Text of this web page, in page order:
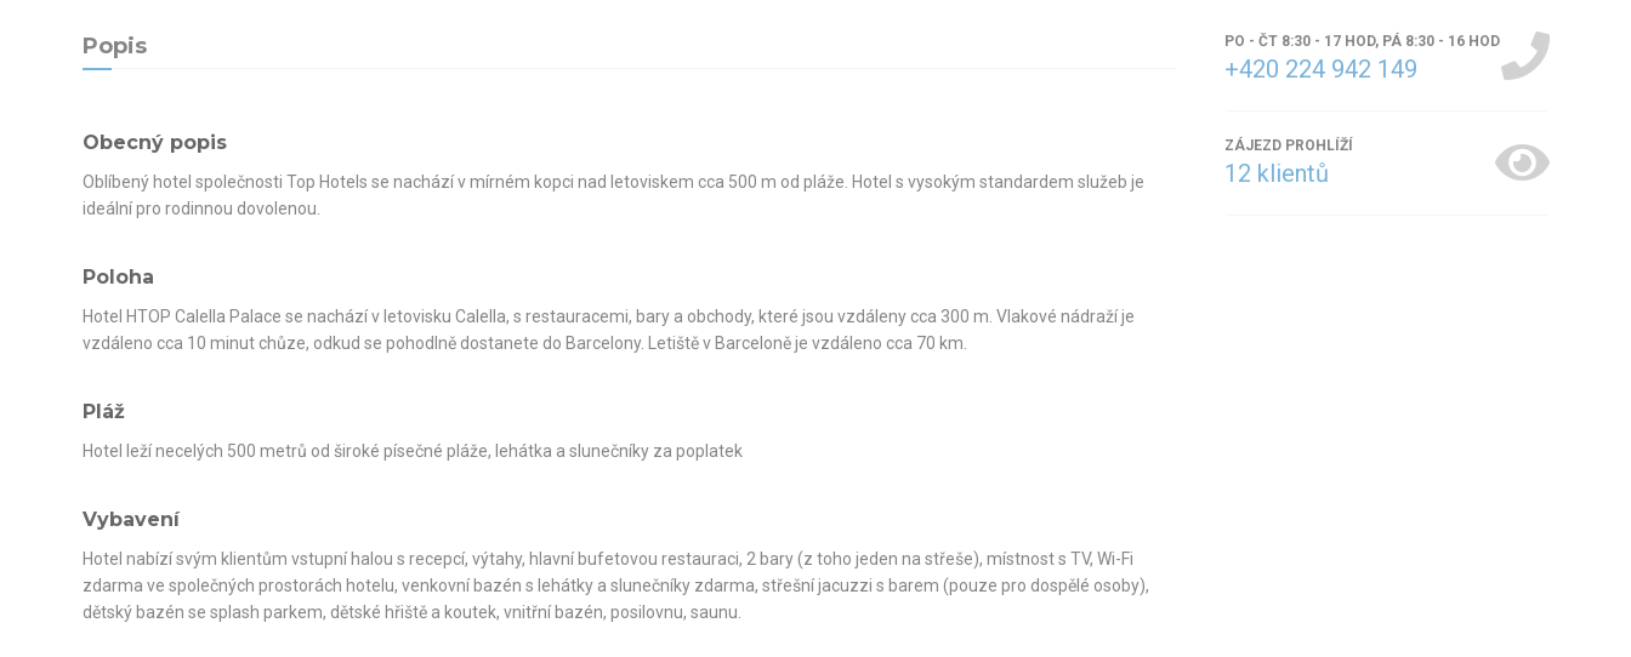
Popis
Obecný popis
Oblíbený hotel společnosti Top Hotels se nachází v mírném kopci nad letoviskem cca 500 m od pláže. Hotel s vysokým standardem služeb je
ideální pro rodinnou dovolenou.
Poloha
Hotel HTOP Calella Palace se nachází v letovisku Calella, s restauracemi, bary a obchody, které jsou vzdáleny cca 300 m. Vlakové nádraží je
vzdáleno cca 10 minut chůze, odkud se pohodlně dostanete do Barcelony. Letiště v Barceloně je vzdáleno cca 70 km.
Pláž
Hotel leží necelých 500 metrů od široké písečné pláže, lehátka a slunečníky za poplatek
Vybavení
Hotel nabízí svým klientům vstupní halou s recepcí, výtahy, hlavní bufetovou restauraci, 2 bary (z toho jeden na střeše), místnost s TV, Wi-Fi
zdarma ve společných prostorách hotelu, venkovní bazén s lehátky a slunečníky zdarma, střešní jacuzzi s barem (pouze pro dospělé osoby),
dětský bazén se splash parkem, dětské hřiště a koutek, vnitřní bazén, posilovnu, saunu.
PO - ČT 8:30 - 17 HOD, PÁ 8:30 - 16 HOD
+420 224 942 149
ZÁJEZD PROHLÍŽÍ
12 klientů